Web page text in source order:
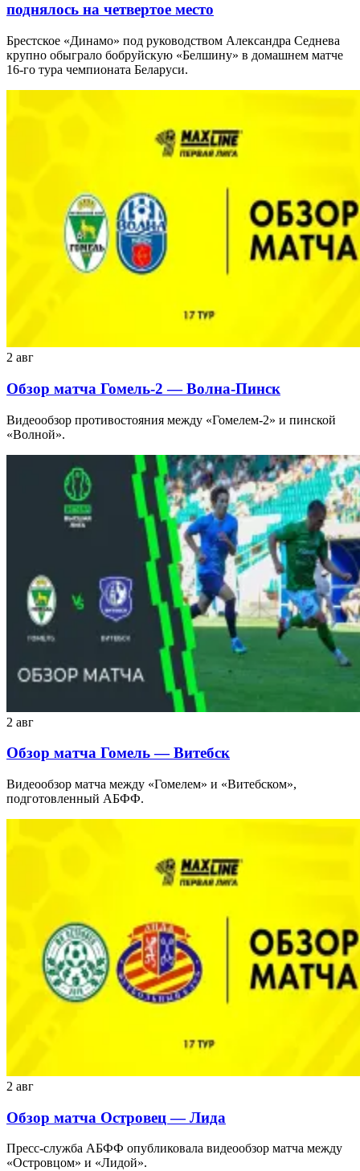
поднялось на четвертое место
Брестское «Динамо» под руководством Александра Седнева
крупно обыграло бобруйскую «Белшину» в домашнем матче
16-го тура чемпионата Беларуси.
2 авг
Обзор матча Гомель-2 — Волна-Пинск
Видеообзор противостояния между «Гомелем-2» и пинской
«Волной».
2 авг
Обзор матча Гомель — Витебск
Видеообзор матча между «Гомелем» и «Витебском»,
подготовленный АБФФ.
2 авг
Обзор матча Островец — Лида
Пресс-служба АБФФ опубликовала видеообзор матча между
«Островцом» и «Лидой».